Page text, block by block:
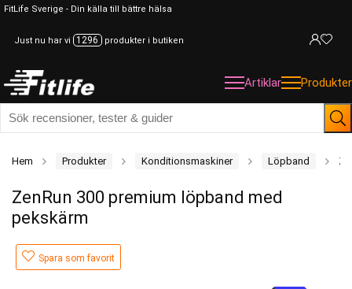
FitLife Sverige - Din källa till bättre hälsa
Just nu har vi 1296 produkter i butiken
Artiklar Produkter
Hem Produkter Konditionsmaskiner Löpband
ZenRun 300 premium löpband med
pekskärm
Spara som favorit